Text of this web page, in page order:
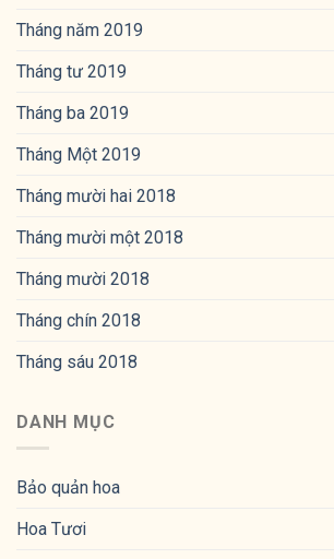
Tháng năm 2019
Tháng tư 2019
Tháng ba 2019
Tháng Một 2019
Tháng mười hai 2018
Tháng mười một 2018
Tháng mười 2018
Tháng chín 2018
Tháng sáu 2018
DANH MỤC
Bảo quản hoa
Hoa Tươi